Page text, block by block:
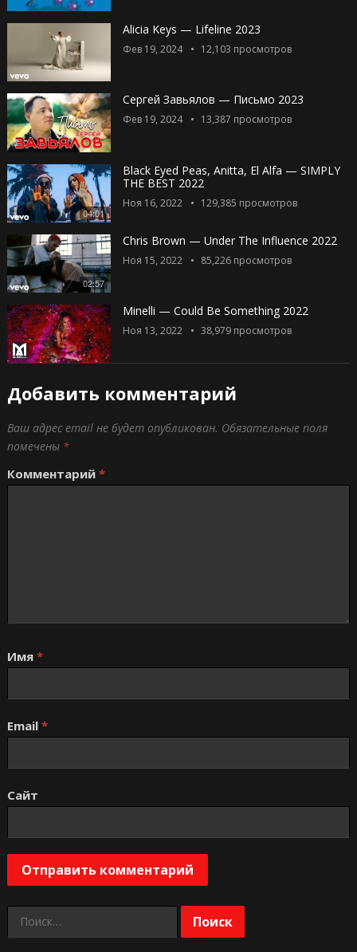
Alicia Keys — Lifeline 2023
Фев 19, 2024 12,103 просмотров
Сергей Завьялов — Письмо 2023
Фев 19, 2024 13,387 просмотров
04:01
Black Eyed Peas, Anitta, El Alfa — SIMPLY
THE BEST 2022
Ноя 16, 2022 129,385 просмотров
02:57
Chris Brown — Under The Influence 2022
Ноя 15, 2022 85,226просмотров
Minelli — Could Be Something 2022
Ноя 13, 2022 38,979просмотров
Добавить комментарий
Ваш адрес email не будет опубликован. Обязательные поля
помечены *
Комментарий *
Имя *
Email *
Сайт
Найти: